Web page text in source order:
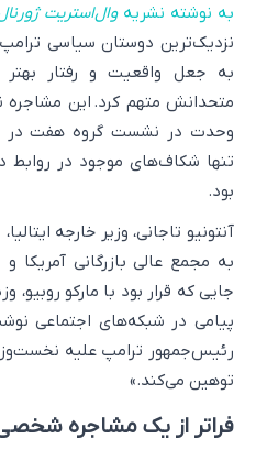
به نوشته نشریهوال‌استریت
نزدیک‌ترین دوستان سیاسی ترامپ
به جعل واقعیت و رفتار
متحدانش متهم کرد. این
وحدت در نشست گروه هفت در
تنها شکاف‌های موجود در روابط
بود.
آنتونیو تاجانی، وزیر خارجه
به مجمع عالی بازرگانی آمریکا و
جایی که قرار بود با مارکو روبیو،
پیامی در شبکه‌های اجتماعی
رئیس‌جمهور ترامپ علیه
توهین می‌کند.»
فراتر از یک مشاجره